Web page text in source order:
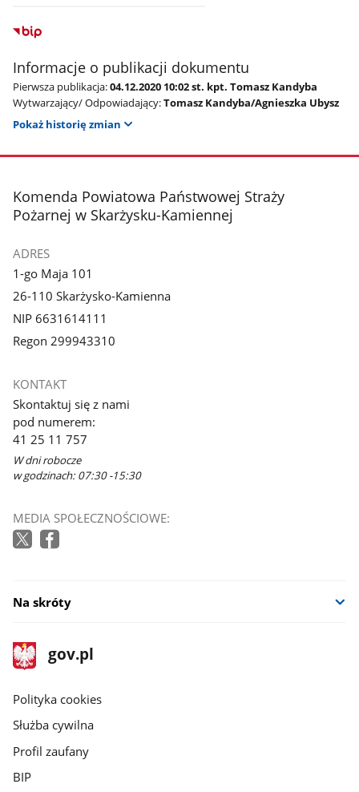
Informacje o publikacji dokumentu
Pierwsza publikacja:04.12.2020 10:02 st. kpt. Tomasz Kandyba
Wytwarzający/ Odpowiadający:Tomasz Kandyba/Agnieszka Ubysz
Pokaż historię zmian
stopka
Komenda Powiatowa Państwowej Straży
Pożarnej w Skarżysku-Kamiennej
ADRES
1-go Maja 101
26-110 Skarżysko-Kamienna
NIP 6631614111
Regon 299943310
KONTAKT
Skontaktuj się z nami
pod numerem:
41 25 11 757
W dni robocze
w godzinach: 07:30 -15:30
MEDIA SPOŁECZNOŚCIOWE:
Na skróty
stopka
gov.pl
Strona
gov.pl
gov.pl
Polityka cookies
Służba cywilna
Profil zaufany
BIP